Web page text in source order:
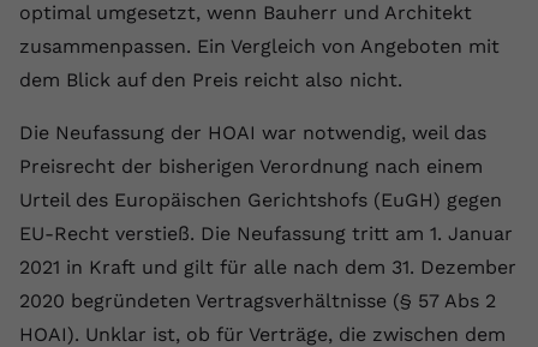
optimal umgesetzt, wenn Bauherr und Architekt
zusammenpassen. Ein Vergleich von Angeboten mit
dem Blick auf den Preis reicht also nicht.
Die Neufassung der HOAI war notwendig, weil das
Preisrecht der bisherigen Verordnung nach einem
Urteil des Europäischen Gerichtshofs (EuGH) gegen
EU-Recht verstieß. Die Neufassung tritt am 1. Januar
2021 in Kraft und gilt für alle nach dem 31. Dezember
2020 begründeten Vertragsverhältnisse (§ 57 Abs 2
HOAI). Unklar ist, ob für Verträge, die zwischen dem